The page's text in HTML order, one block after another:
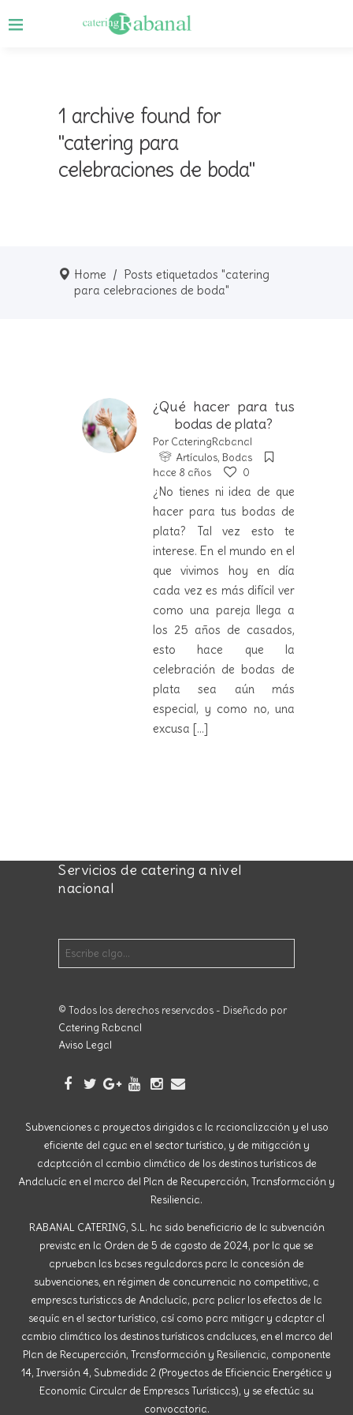
1 archive found for
"catering para
celebraciones de boda"
Home / Posts etiquetados "catering
para celebraciones de boda"
¿Qué hacer para tus
bodas de plata?
Por CateringRabanal
Artículos, Bodas
hace 8 años
0
¿No tienes ni idea de que
hacer para tus bodas de
plata? Tal vez esto te
interese. En el mundo en el
que vivimos hoy en día
cada vez es más difícil ver
como una pareja llega a
los 25 años de casados,
esto hace que la
celebración de bodas de
plata sea aún más
especial, y como no, una
excusa [...]
Servicios de catering a nivel
nacional
© Todos los derechos reservados - Diseñado por
Catering Rabanal
Aviso Legal
Subvenciones a proyectos dirigidos a la racionalización y el uso
eficiente del agua en el sector turístico, y de mitigación y
adaptación al cambio climático de los destinos turísticos de
Andalucía en el marco del Plan de Recuperación, Transformación y
Resiliencia.
RABANAL CATERING, S.L. ha sido beneficiario de la subvención
prevista en la Orden de 5 de agosto de 2024, por la que se
aprueban las bases reguladoras para la concesión de
subvenciones, en régimen de concurrencia no competitiva, a
empresas turísticas de Andalucía, para paliar los efectos de la
sequía en el sector turístico, así como para mitigar y adaptar al
cambio climático los destinos turísticos andaluces, en el marco del
Plan de Recuperación, Transformación y Resiliencia, componente
14, Inversión 4, Submedida 2 (Proyectos de Eficiencia Energética y
Economía Circular de Empresas Turísticas), y se efectúa su
convocatoria.